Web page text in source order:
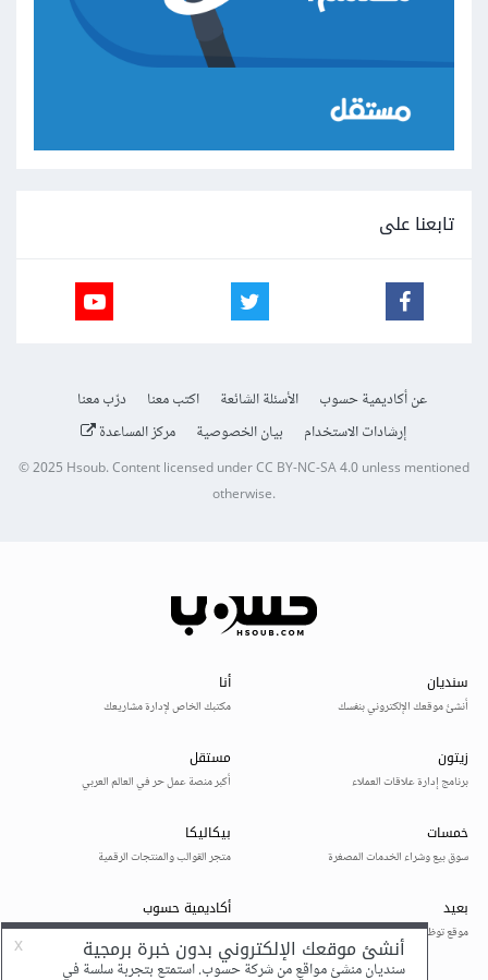
تابعنا على
عن أكاديمية حسوب الأسئلة الشائعة اكتب معنا
درّب معنا
إرشادات الاستخدام
بيان الخصوصية مركز المساعدة
© 2025Hsoub.Content licensed underCC BY-NC-SA 4.0unless mentioned
otherwise.